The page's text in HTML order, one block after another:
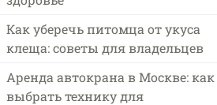
Как уберечь питомца от укуса
клеща: советы для владельцев
Аренда автокрана в Москве: как
выбрать технику для